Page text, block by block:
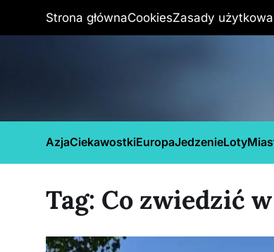
Strona głównaCookiesZasady
AzjaCiekawostkiEuropaJedzenieLoty
Tag: Co zwiedzić